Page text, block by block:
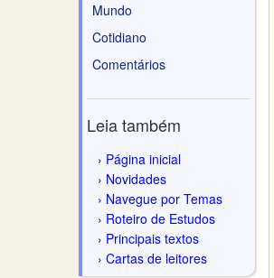
Mundo
Cotidiano
Comentários
Leia também
Página inicial
Novidades
Navegue por Temas
Roteiro de Estudos
Principais textos
Cartas de leitores